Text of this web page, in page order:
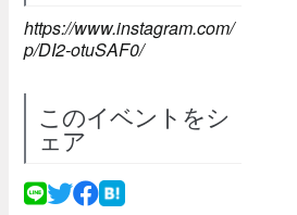
https://www.instagram.com/
p/DI2-otuSAF0/
このイベントをシ
ェア